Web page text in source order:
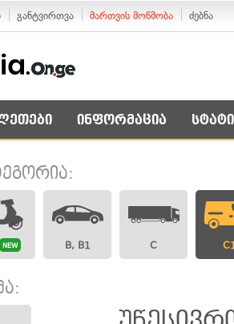
განტვირთვა მართვის მოწმობა ძებნა
ინფორმაცია
NEW B, B1 C